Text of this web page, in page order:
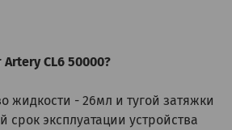
Artery CL6 50000?
жидкости - 26мл и тугой затяжки
срок эксплуатации устройства